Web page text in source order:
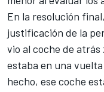
En la resolución
justificación de la
vio al coche de atrás
estaba en una
hecho, ese coche